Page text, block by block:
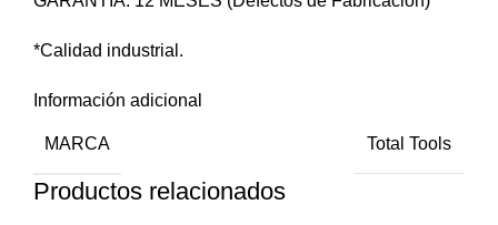
*Calidad industrial.
Información adicional
MARCA Total Tools
Productos relacionados